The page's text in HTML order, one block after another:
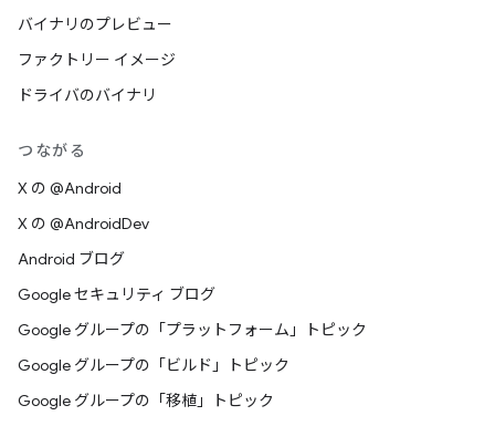
バイナリのプレビュー
ファクトリー イメージ
ドライバのバイナリ
つながる
X の @Android
X の @AndroidDev
Android ブログ
Google セキュリティ ブログ
Google グループの「プラットフォーム」トピック
Google グループの「ビルド」トピック
Google グループの「移植」トピック